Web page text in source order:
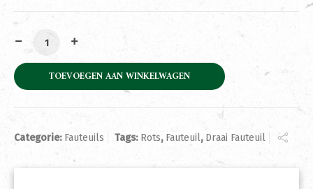
Fauteuil Rots draai Hufterproof Leder Moss Green
TOEVOEGEN AAN WINKELWAGEN
Categorie: Fauteuils Tags: Rots, Fauteuil, Draai Fauteuil